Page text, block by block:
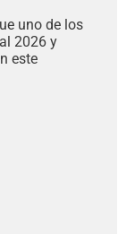
uno de los
2026 y
este